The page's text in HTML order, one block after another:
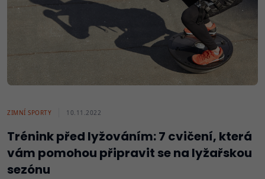
ZIMNÍ SPORTY 10.11.2022
Trénink před lyžováním: 7 cvičení, která
vám pomohou připravit se na lyžařskou
sezónu